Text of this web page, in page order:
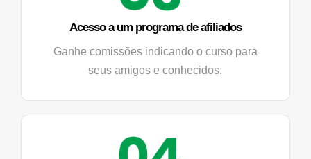
Acesso a um programa de afiliados
Ganhe comissões indicando o curso para
seus amigos e conhecidos.